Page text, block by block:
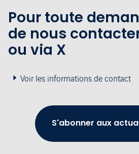
Pour toute
de nous
ou via X
Voir les informations de contact
S'abonner aux